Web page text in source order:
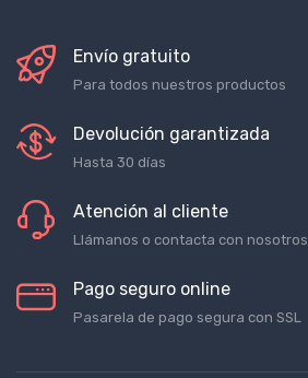
Envío gratuito
Para todos nuestros productos
Devolución garantizada
Hasta 30 días
Atención al cliente
Llámanos o contacta con nosotros
Pago seguro online
Pasarela de pago segura con SSL